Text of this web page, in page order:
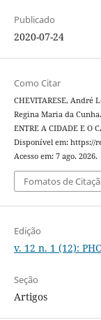
Publicado
2020-07-24
Como Citar
CHEVITARESE, André
Regina Maria da
ENTRE A CIDADE E O
Disponível em: https://
Acesso em: 7 ago. 2026.
Fomatos de
Edição
v. 12 n. 1 (12):
Seção
Artigos